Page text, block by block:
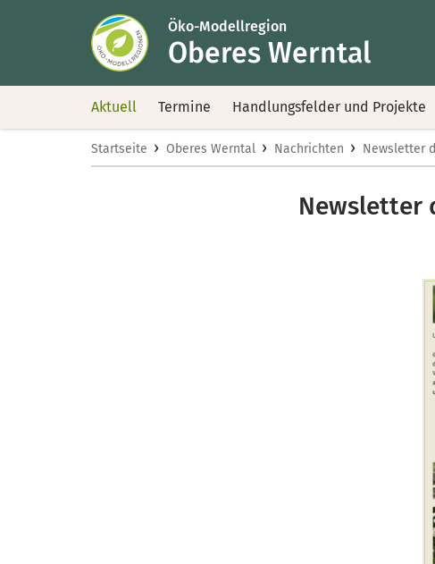
Öko-Modellregion
Oberes Werntal
Aktuell Termine Handlungsfelder und Projekte
Startseite › Oberes Werntal › Nachrichten › Newsletter
Newsletter